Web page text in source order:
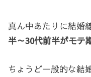
真ん中あたりに結婚
半～30代前半がモテ
ちょうど一般的な結